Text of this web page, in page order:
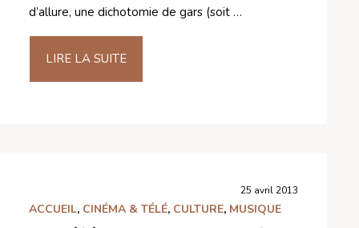
d’allure, une dichotomie de gars (soit …
LIRE LA SUITE
25 avril 2013
ACCUEIL, CINÉMA & TÉLÉ, CULTURE, MUSIQUE